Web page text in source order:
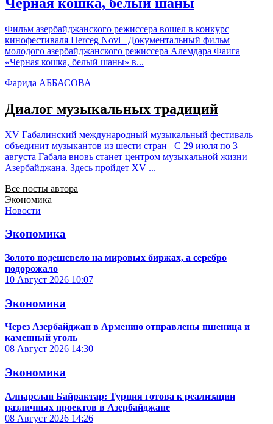
Фильм азербайджанского режиссера вошел в конкурс
кинофестиваля Herceg Novi Документальный фильм
молодого азербайджанского режиссера Алемдара Фаига
«Черная кошка, белый шаны» в...
Фарида АББАСОВА
Диалог музыкальных традиций
XV Габалинский международный музыкальный фестиваль
объединит музыкантов из шести стран С 29 июля по 3
августа Габала вновь станет центром музыкальной жизни
Азербайджана. Здесь пройдет XV ...
Все посты автора
Экономика
Новости
Экономика
Золото подешевело на мировых биржах, а серебро
подорожало
10 Август 2026 10:07
Экономика
Через Азербайджан в Армению отправлены пшеница и
каменный уголь
08 Август 2026 14:30
Экономика
Алпарслан Байрактар: Турция готова к реализации
различных проектов в Азербайджане
08 Август 2026 14:26